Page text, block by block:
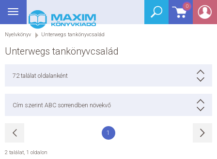
0
Toggle
navigation
Nyelvkönyv Unterwegs tankönyvcsalád
Unterwegs tankönyvcsalád
72 találat oldalanként
Cím szerint ABC sorrendben növekvő
1
2 találat, 1 oldalon
BEJELENTKEZÉS
SEGÉDKÖNYV
E-KÖNYVEK